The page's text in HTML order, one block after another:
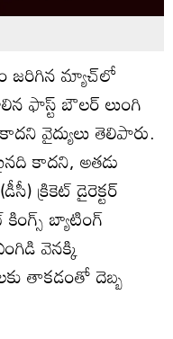
జరిగిన మ్యాచ్‌లో
ఫాస్ట్ బౌలర్ లుంగి
వైద్యులు తెలిపారు.
కాదని, అతడు
క్రికెట్ డైరెక్టర్
బ్యాటింగ్
వెనక్కి
తాకడంతో దెబ్బ